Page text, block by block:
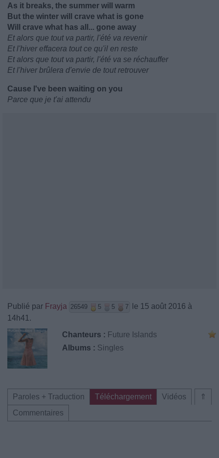
As it breaks, the summer will warm
But the winter will crave what is gone
Will crave what has all... gone away
Et alors que tout va partir, l'été va revenir
Et l'hiver effacera tout ce qu'il en reste
Et alors que tout va partir, l'été va se réchauffer
Et l'hiver brûlera d'envie de tout retrouver
Cause I've been waiting on you
Parce que je t'ai attendu
Publié par Frayja 26549 5 5 7
le 15 août 2016 à
14h41.
Chanteurs : Future Islands
Albums : Singles
⇑
Paroles + Traduction Téléchargement
Vidéos
Commentaires